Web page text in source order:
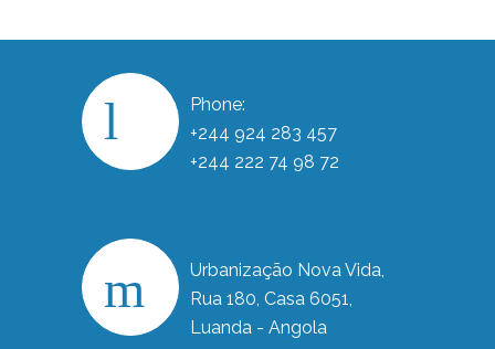
Phone:
+244 924 283 457
+244 222 74 98 72
Urbanização Nova Vida,
Rua 180, Casa 6051,
Luanda - Angola